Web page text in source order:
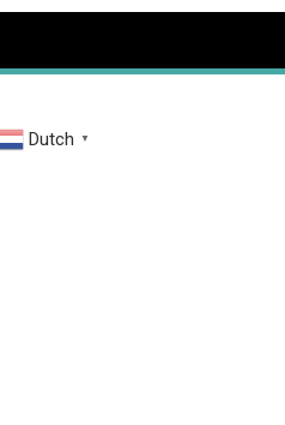
Dutch ▼